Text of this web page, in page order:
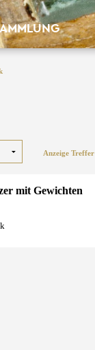
Anzeige Treffer
mit Gewichten